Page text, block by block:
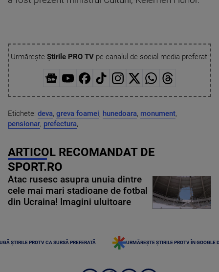
Urmărește Știrile PRO TVpe canalul de social media preferat:
Etichete: deva, greva foamei, hunedoara, monument,
pensionar, prefectura,
ARTICOL RECOMANDAT DE
SPORT.RO
Atac rusesc asupra unuia dintre
cele mai mari stadioane de fotbal
din Ucraina! Imagini uluitoare
ȘTIRILE PROTV CA SURSĂ PREFERATĂ URMĂREȘTE ȘTIRILE PROTV ÎN GOOGLE